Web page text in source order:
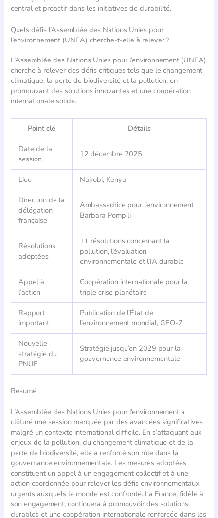
central et proactif dans les initiatives de durabilité.
Quels défis l’Assemblée des Nations Unies pour
l’environnement (UNEA) cherche-t-elle à relever ?
L’Assemblée des Nations Unies pour l’environnement (UNEA)
cherche à relever des défis critiques tels que le changement
climatique, la perte de biodiversité et la pollution, en
promouvant des solutions innovantes et une coopération
internationale solide.
Point clé Détails
Date de la
session
12 décembre 2025
Lieu Nairobi, Kenya
Direction de la
délégation
française
Ambassadrice pour l’environnement
Barbara Pompili
Résolutions
adoptées
11 résolutions concernant la
pollution, l’évaluation
environnementale et l’IA durable
Appel à
l’action
Coopération internationale pour la
triple crise planétaire
Rapport
important
Publication de l’État de
l’environnement mondial, GEO-7
Nouvelle
stratégie du
PNUE
Stratégie jusqu’en 2029 pour la
gouvernance environnementale
Résumé
L’Assemblée des Nations Unies pour l’environnement a
clôturé une session marquée par des avancées significatives
malgré un contexte international difficile. En s’attaquant aux
enjeux de la pollution, du changement climatique et de la
perte de biodiversité, elle a renforcé son rôle dans la
gouvernance environnementale. Les mesures adoptées
constituent un appel à un engagement collectif et à une
action coordonnée pour relever les défis environnementaux
urgents auxquels le monde est confronté. La France, fidèle à
son engagement, continuera à promouvoir des solutions
durables et une coopération internationale renforcée dans les